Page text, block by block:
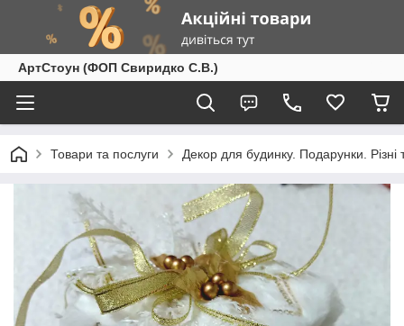
АртСтоун (ФОП Свиридко С.В.)
Товари та послуги Декор для будинку. Подарунки.